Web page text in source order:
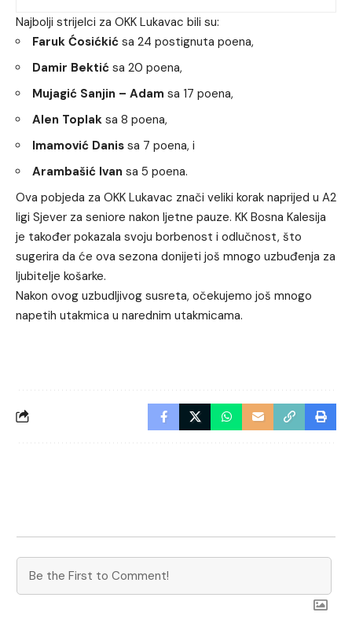
Najbolji strijelci za OKK Lukavac bili su:
Faruk Ćosićkić sa 24 postignuta poena,
Damir Bektić sa 20 poena,
Mujagić Sanjin – Adam sa 17 poena,
Alen Toplak sa 8 poena,
Imamović Danis sa 7 poena, i
Arambašić Ivan sa 5 poena.
Ova pobjeda za OKK Lukavac znači veliki korak naprijed u A2
ligi Sjever za seniore nakon ljetne pauze. KK Bosna Kalesija
je također pokazala svoju borbenost i odlučnost, što
sugerira da će ova sezona donijeti još mnogo uzbuđenja za
ljubitelje košarke.
Nakon ovog uzbudljivog susreta, očekujemo još mnogo
napetih utakmica u narednim utakmicama.